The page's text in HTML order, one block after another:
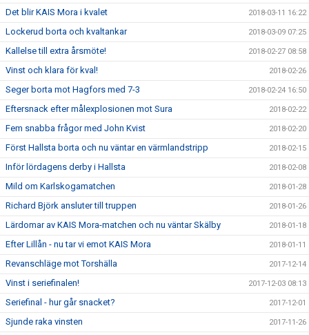
Det blir KAIS Mora i kvalet 2018-03-11 16:22
Lockerud borta och kvaltankar 2018-03-09 07:25
Kallelse till extra årsmöte! 2018-02-27 08:58
Vinst och klara för kval! 2018-02-26
Seger borta mot Hagfors med 7-3 2018-02-24 16:50
Eftersnack efter målexplosionen mot Sura 2018-02-22
Fem snabba frågor med John Kvist 2018-02-20
Först Hallsta borta och nu väntar en värmlandstripp 2018-02-15
Inför lördagens derby i Hallsta 2018-02-08
Mild om Karlskogamatchen 2018-01-28
Richard Björk ansluter till truppen 2018-01-26
Lärdomar av KAIS Mora-matchen och nu väntar Skälby 2018-01-18
Efter Lillån - nu tar vi emot KAIS Mora 2018-01-11
Revanschläge mot Torshälla 2017-12-14
Vinst i seriefinalen! 2017-12-03 08:13
Seriefinal - hur går snacket? 2017-12-01
Sjunde raka vinsten 2017-11-26